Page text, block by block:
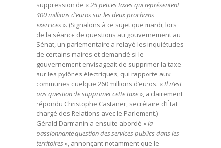
suppression de « 25 petites taxes qui représentent
400 millions d’euros sur les deux prochains
exercices ». (Signalons à ce sujet que mardi, lors
de la séance de questions au gouvernement au
Sénat, un parlementaire a relayé les inquiétudes
de certains maires et demandé si le
gouvernement envisageait de supprimer la taxe
sur les pylônes électriques, qui rapporte aux
communes quelque 260 millions d’euros. « Il n’est
pas question de supprimer cette taxe», a clairement
répondu Christophe Castaner, secrétaire d’État
chargé des Relations avec le Parlement.)
Gérald Darmanin a ensuite abordé « la
passionnante question des services publics dans les
territoires », annonçant notamment que le